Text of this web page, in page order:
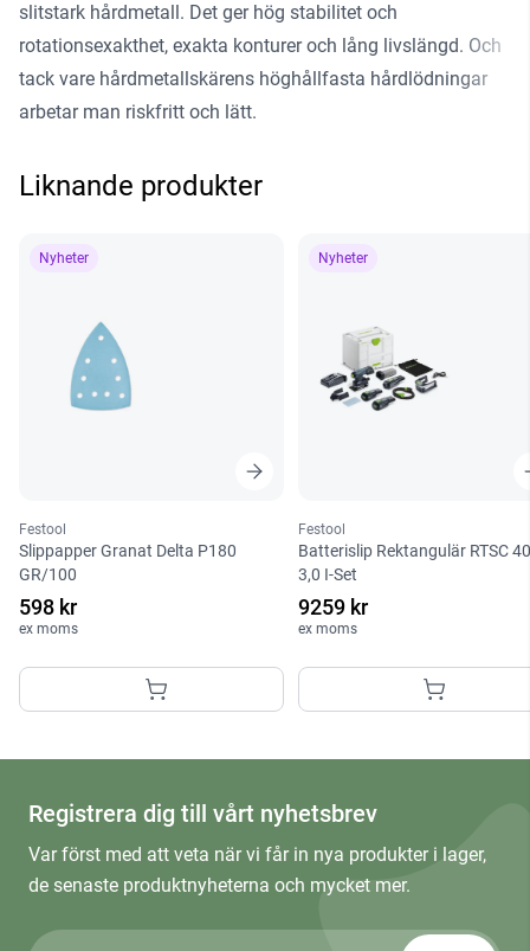
slitstark hårdmetall. Det ger hög stabilitet och
rotationsexakthet, exakta konturer och lång livslängd. Och
tack vare hårdmetallskärens höghållfasta hårdlödningar
arbetar man riskfritt och lätt.
Liknande produkter
Nyheter
Festool
Slippapper Granat Delta P180
GR/100
598 kr
ex moms
Nyheter
Festool
Batterislip Rektangulär RTSC
3,0 I-Set
9259 kr
ex moms
Registrera dig till vårt nyhetsbrev
Var först med att veta när vi får in nya produkter i lager,
de senaste produktnyheterna och mycket mer.